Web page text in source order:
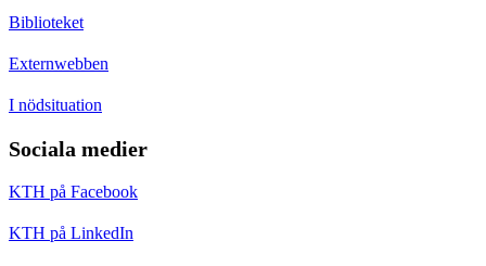
Biblioteket
Externwebben
I nödsituation
Sociala medier
KTH på Facebook
KTH på LinkedIn